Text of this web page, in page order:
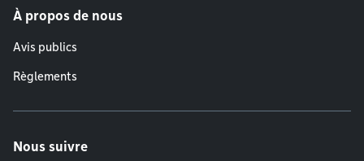
À propos de nous
Avis publics
Règlements
Nous suivre